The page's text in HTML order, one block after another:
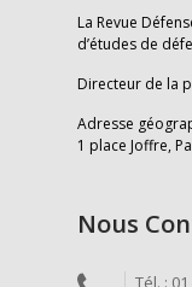
La Revue
d’études de
Directeur de la
Adresse
1 place Joffre,
Nous
Tél. :